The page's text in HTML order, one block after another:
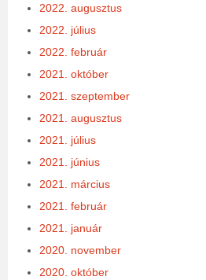
2022. augusztus
2022. július
2022. február
2021. október
2021. szeptember
2021. augusztus
2021. július
2021. június
2021. március
2021. február
2021. január
2020. november
2020. október